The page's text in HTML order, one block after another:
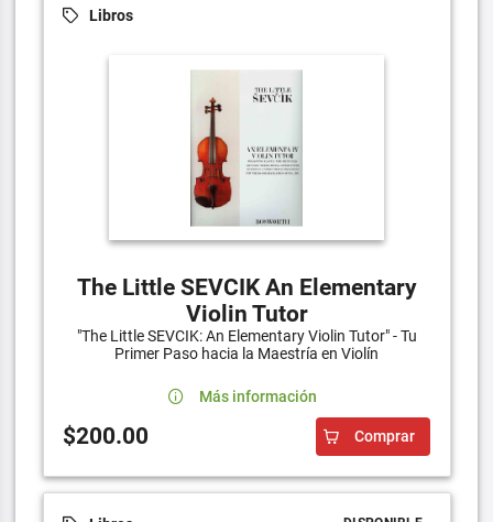
Libros
The Little SEVCIK An Elementary
Violin Tutor
"The Little SEVCIK: An Elementary Violin Tutor" - Tu
Primer Paso hacia la Maestría en Violín
Más información
$200.00 Comprar